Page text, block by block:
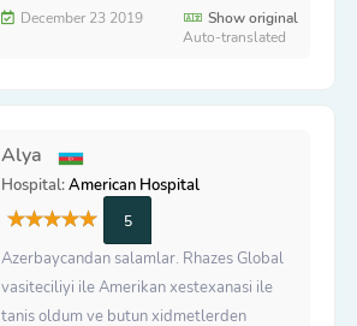
December 23 2019
Show original
Auto-translated
Alya
Hospital:American Hospital
5
Azerbaycandan salamlar. Rhazes Global
vasiteciliyi ile Amerikan xestexanasi ile
tanis oldum ve butun xidmetlerden